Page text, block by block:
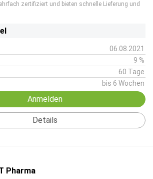
zertifiziert und bieten schnelle Lieferung und
06.08.2021
9 %
60 Tage
bis 6 Wochen
Anmelden
Details
Pharma